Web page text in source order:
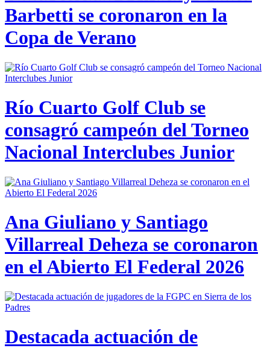
Barbetti se coronaron en la
Copa de Verano
Río Cuarto Golf Club se
consagró campeón del Torneo
Nacional Interclubes Junior
Ana Giuliano y Santiago
Villarreal Deheza se coronaron
en el Abierto El Federal 2026
Destacada actuación de